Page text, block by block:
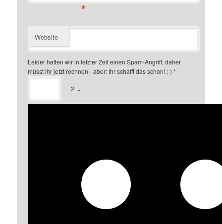
*
Website
Leider hatten wir in letzter Zeit einen Spam-Angriff, daher
müsst ihr jetzt rechnen - aber: Ihr schafft das schon! ;-) *
− 2 =